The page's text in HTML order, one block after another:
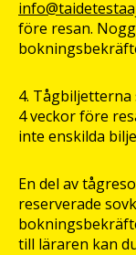
före resan.
4. Tågbiljetterna
4 veckor före
inte enskilda
En del av
reserverade
till läraren kan